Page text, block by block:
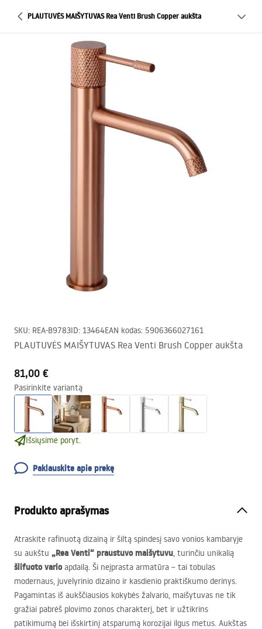
PLAUTUVĖS MAIŠYTUVAS Rea Venti Brush Copper aukšta
SKU: REA-B9783ID: 13464EAN kodas: 5906366027161
PLAUTUVĖS MAIŠYTUVAS Rea Venti Brush Copper aukšta
81,00 €
Pasirinkite variantą
Išsiųsime poryt.
Paklauskite apie prekę
Produkto aprašymas
Atraskite rafinuotą dizainą ir šiltą spindesį savo vonios kambaryje
su aukštu „Rea Venti“ praustuvo maišytuvu, turinčiu unikalią
šlifuoto varioapdailą. Ši neįprasta armatūra – tai tobulas
modernaus, juvelyrinio dizaino ir kasdienio praktiškumo derinys.
Pagamintas iš aukščiausios kokybės žalvario, maišytuvas ne tik
gražiai pabrėš plovimo zonos charakterį, bet ir užtikrins
patikimumą bei išskirtinį atsparumą korozijai ilgus metus. Aukštas